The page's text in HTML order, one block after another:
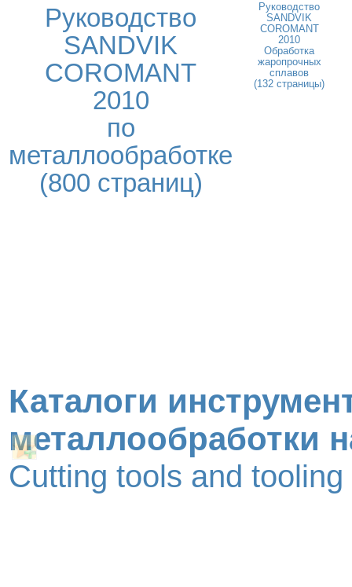
Руководство
SANDVIK
COROMANT
2010
по
металлообработке
(800 страниц)
Руководство
SANDVIK
COROMANT
2010
Обработка
жаропрочных
сплавов
(132 страницы)
Каталоги
металлообработки
Cutting tools and